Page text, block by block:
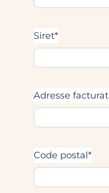
Siret*
Adresse
Code postal*